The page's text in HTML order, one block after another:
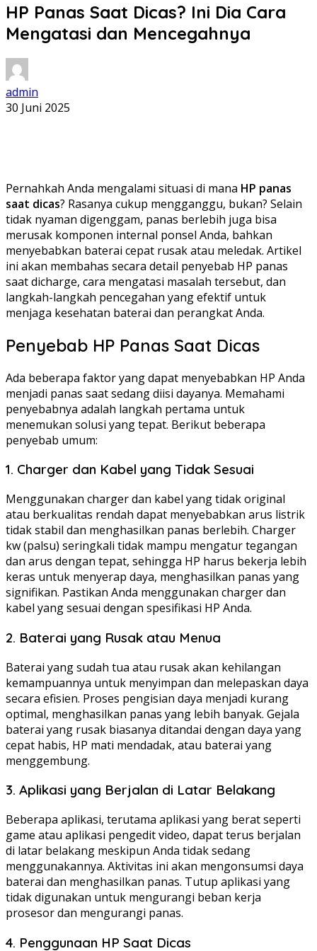
HP Panas Saat Dicas? Ini Dia Cara
Mengatasi dan Mencegahnya
admin
30 Juni 2025
Pernahkah Anda mengalami situasi di mana HP panas
saat dicas? Rasanya cukup mengganggu, bukan? Selain
tidak nyaman digenggam, panas berlebih juga bisa
merusak komponen internal ponsel Anda, bahkan
menyebabkan baterai cepat rusak atau meledak. Artikel
ini akan membahas secara detail penyebab HP panas
saat dicharge, cara mengatasi masalah tersebut, dan
langkah-langkah pencegahan yang efektif untuk
menjaga kesehatan baterai dan perangkat Anda.
Penyebab HP Panas Saat Dicas
Ada beberapa faktor yang dapat menyebabkan HP Anda
menjadi panas saat sedang diisi dayanya. Memahami
penyebabnya adalah langkah pertama untuk
menemukan solusi yang tepat. Berikut beberapa
penyebab umum:
1. Charger dan Kabel yang Tidak Sesuai
Menggunakan charger dan kabel yang tidak original
atau berkualitas rendah dapat menyebabkan arus listrik
tidak stabil dan menghasilkan panas berlebih. Charger
kw (palsu) seringkali tidak mampu mengatur tegangan
dan arus dengan tepat, sehingga HP harus bekerja lebih
keras untuk menyerap daya, menghasilkan panas yang
signifikan. Pastikan Anda menggunakan charger dan
kabel yang sesuai dengan spesifikasi HP Anda.
2. Baterai yang Rusak atau Menua
Baterai yang sudah tua atau rusak akan kehilangan
kemampuannya untuk menyimpan dan melepaskan daya
secara efisien. Proses pengisian daya menjadi kurang
optimal, menghasilkan panas yang lebih banyak. Gejala
baterai yang rusak biasanya ditandai dengan daya yang
cepat habis, HP mati mendadak, atau baterai yang
menggembung.
3. Aplikasi yang Berjalan di Latar Belakang
Beberapa aplikasi, terutama aplikasi yang berat seperti
game atau aplikasi pengedit video, dapat terus berjalan
di latar belakang meskipun Anda tidak sedang
menggunakannya. Aktivitas ini akan mengonsumsi daya
baterai dan menghasilkan panas. Tutup aplikasi yang
tidak digunakan untuk mengurangi beban kerja
prosesor dan mengurangi panas.
4. Penggunaan HP Saat Dicas